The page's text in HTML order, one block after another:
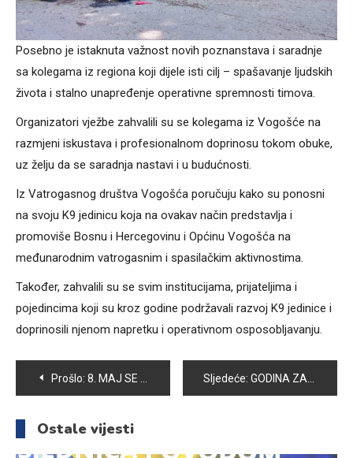
Posebno je istaknuta važnost novih poznanstava i saradnje
sa kolegama iz regiona koji dijele isti cilj – spašavanje ljudskih
života i stalno unapređenje operativne spremnosti timova.
Organizatori vježbe zahvalili su se kolegama iz Vogošće na
razmjeni iskustava i profesionalnom doprinosu tokom obuke,
uz želju da se saradnja nastavi i u budućnosti.
Iz Vatrogasnog društva Vogošća poručuju kako su ponosni
na svoju K9 jedinicu koja na ovakav način predstavlja i
promoviše Bosnu i Hercegovinu i Općinu Vogošća na
međunarodnim vatrogasnim i spasilačkim aktivnostima.
Također, zahvalili su se svim institucijama, prijateljima i
pojedincima koji su kroz godine podržavali razvoj K9 jedinice i
doprinosili njenom napretku i operativnom osposobljavanju.
Navigacija
članaka
Prošlo: 8. MAJ SE OBILJEŽAVA KAO SVJETSKI DAN CRVENOG KRIŽA/POLUMJESECA Sljedeće: GODINA ZAJEDNIŠTVA I PODRŠKE : UDRUŽENJE ŽENA “ZUMBUL” PROSLAVILO PRVI ROĐENDAN
Ostale vijesti